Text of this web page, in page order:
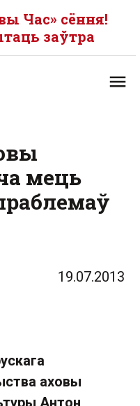
Час» сёння!
заўтра
мець
19.07.2013
аховы
Антон